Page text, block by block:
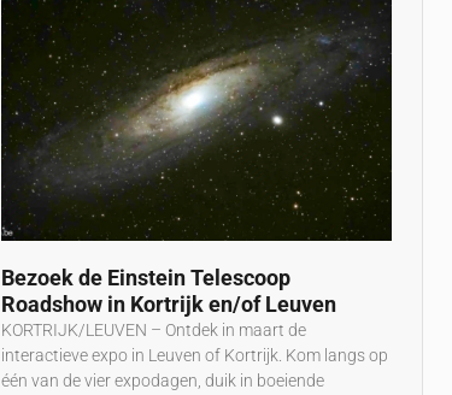
Bezoek de Einstein Telescoop
Roadshow in Kortrijk en/of Leuven
KORTRIJK/LEUVEN – Ontdek in maart de
interactieve expo in Leuven of Kortrijk. Kom langs op
één van de vier expodagen, duik in boeiende